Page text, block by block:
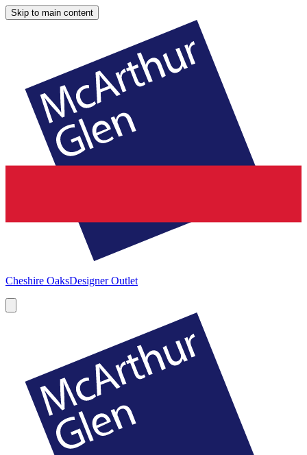
Skip to main content
Cheshire OaksDesigner Outlet